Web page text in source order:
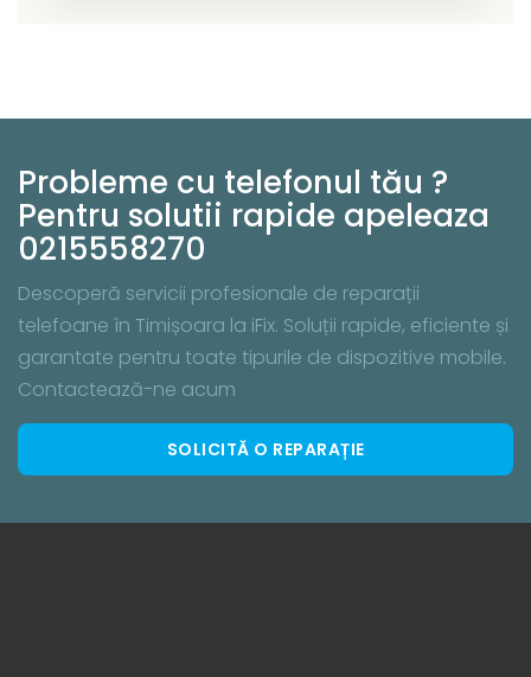
Probleme cu telefonul tău ?
Pentru solutii rapide apeleaza
0215558270
Descoperă servicii profesionale de reparații
telefoane în Timișoara la iFix. Soluții rapide, eficiente și
garantate pentru toate tipurile de dispozitive mobile.
Contactează-ne acum
SOLICITĂ O REPARAȚIE